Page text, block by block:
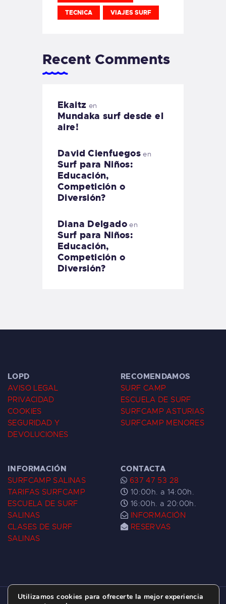
TECNICA VIAJES SURF
Recent Comments
Ekaitz en
Mundaka surf desde el
aire!
David Cienfuegos en
Surf para Niños:
Educación,
Competición o
Diversión?
Diana Delgadoen
Surf para Niños:
Educación,
Competición o
Diversión?
LOPD
AVISO LEGAL
PRIVACIDAD
COOKIES
SEGURIDAD Y
DEVOLUCIONES
RECOMENDAMOS
SURF CAMP
ESCUELA DE SURF
SURFCAMP ASTURIAS
SURFCAMP MENORES
INFORMACIÓN
SURFCAMP SALINAS
TARIFAS SURFCAMP
ESCUELA DE SURF
SALINAS
CLASES DE SURF
SALINAS
CONTACTA
637 47 53 28
10:00h. a 14:00h.
16:00h. a 20:00h.
INFORMACIÓN
RESERVAS
Utilizamos cookies para ofrecerte la mejor experiencia